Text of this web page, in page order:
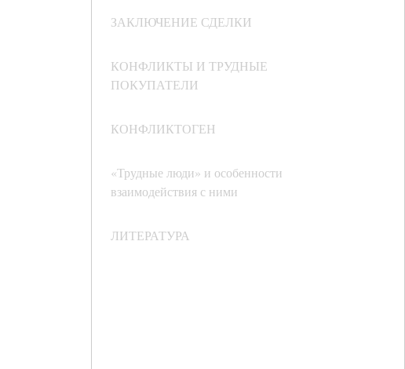
ЗАКЛЮЧЕНИЕ СДЕЛКИ
КОНФЛИКТЫ И ТРУДНЫЕ
ПОКУПАТЕЛИ
КОНФЛИКТОГЕН
«Трудные люди» и особенности
взаимодействия с ними
ЛИТЕРАТУРА